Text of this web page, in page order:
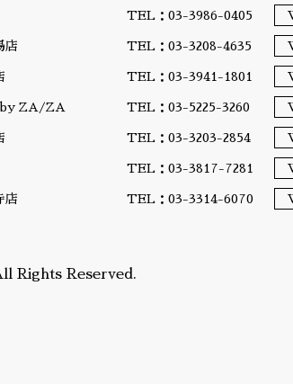
TEL：03-3986-0405
店 TEL：03-3208-4635
TEL：03-3941-1801
by ZA/ZA TEL：03-5225-3260
TEL：03-3203-2854
TEL：03-3817-7281
店 TEL：03-3314-6070
Rights Reserved.